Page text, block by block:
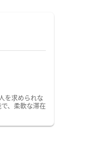
を求められな
、柔軟な滞在